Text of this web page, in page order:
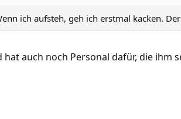
ich aufsteh, geh ich erstmal kacken.
hat auch noch Personal dafür, die ihm